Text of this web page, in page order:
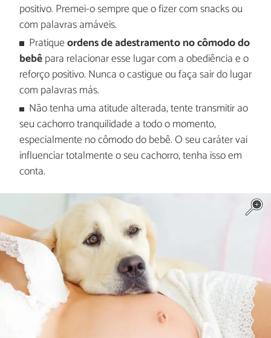
positivo. Premei-o sempre que o fizer com snacks ou
com palavras amáveis.
Pratiqueordens de adestramento no cômodo do
bebêpara relacionar esse lugar com a obediência e o
reforço positivo. Nunca o castigue ou faça sair do lugar
com palavras más.
Não tenha uma atitude alterada, tente transmitir ao
seu cachorro tranquilidade a todo o momento,
especialmente no cômodo do bebê. O seu caráter vai
influenciar totalmente o seu cachorro, tenha isso em
conta.